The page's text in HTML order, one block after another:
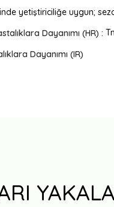
yetiştiriciliğe uygun;
Dayanımı (HR) :
Dayanımı (IR)